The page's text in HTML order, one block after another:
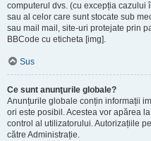
computerul dvs. (cu excepția cazului
sau al celor care sunt stocate sub
sau mail mail, site-uri protejate prin
BBCode cu eticheta [img].
Sus
Ce sunt anunţurile globale?
Anunțurile globale conțin informații
ori este posibil. Acestea vor apărea
control al utilizatorului. Autorizațiile
către Administrație.